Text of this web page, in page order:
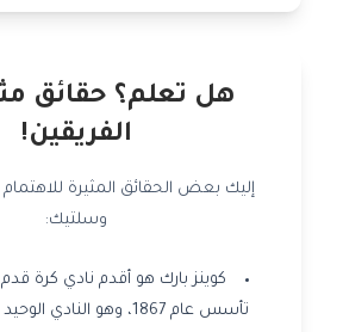
هل تعلم؟ حقائق
الفريقين!
إليك بعض الحقائق المثيرة للاهتمام
وسلتيك:
كوينز بارك هو أقدم نادي كرة
تأسس عام 1867، وهو النادي